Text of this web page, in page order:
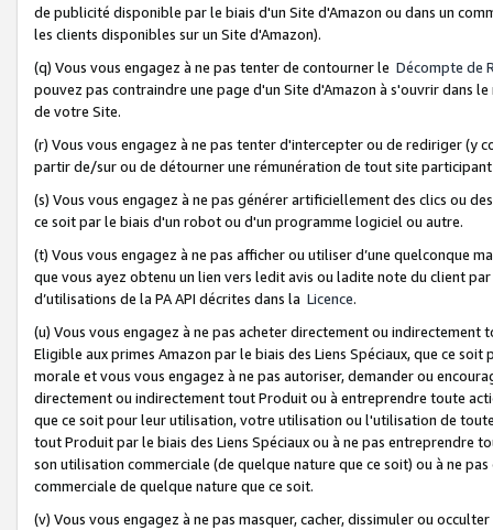
de publicité disponible par le biais d'un Site d'Amazon ou dans un
les clients disponibles sur un Site d'Amazon).
(q) Vous vous engagez à ne pas tenter de contourner le Décompte de
pouvez pas contraindre une page d'un Site d'Amazon à s'ouvrir dans
de votre Site.
(r) Vous vous engagez à ne pas tenter d'intercepter ou de rediriger
partir de/sur ou de détourner une rémunération de tout site
(s) Vous vous engagez à ne pas générer artificiellement des clics ou
ce soit par le biais d'un robot ou d'un programme logiciel ou autre.
(t) Vous vous engagez à ne pas afficher ou utiliser d’une quelconque
que vous ayez obtenu un lien vers ledit avis ou ladite note du client
d’utilisations de la PA API décrites dans la Licence.
(u) Vous vous engagez à ne pas acheter directement ou
Eligible aux primes Amazon par le biais des Liens Spéciaux, que ce
morale et vous vous engagez à ne pas autoriser, demander ou
directement ou indirectement tout Produit ou à entreprendre toute
que ce soit pour leur utilisation, votre utilisation ou l'utilisation de
tout Produit par le biais des Liens Spéciaux ou à ne pas entreprendre
son utilisation commerciale (de quelque nature que ce soit) ou à ne
commerciale de quelque nature que ce soit.
(v) Vous vous engagez à ne pas masquer, cacher, dissimuler ou